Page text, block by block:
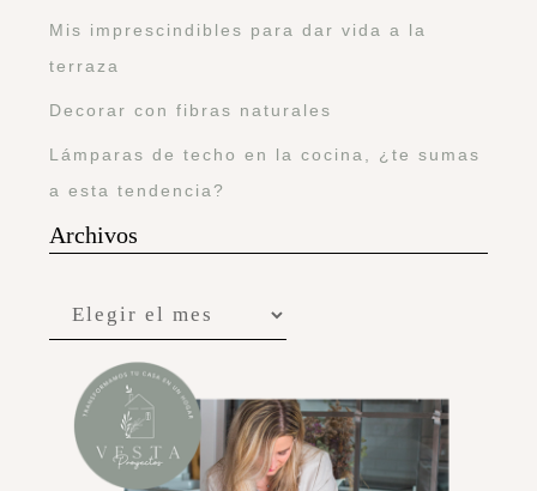
Mis imprescindibles para dar vida a la
terraza
Decorar con fibras naturales
Lámparas de techo en la cocina, ¿te sumas
a esta tendencia?
Archivos